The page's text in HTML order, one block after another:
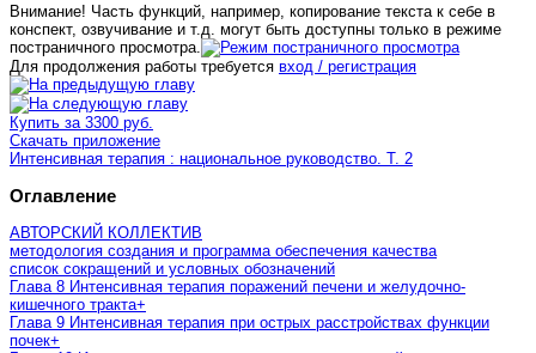
Внимание! Часть функций, например, копирование текста к себе в
конспект, озвучивание и т.д. могут быть доступны только в режиме
постраничного просмотра.
Для продолжения работы требуется вход / регистрация
Купить за 3300 руб.
Скачать приложение
Интенсивная терапия : национальное руководство. Т. 2
Оглавление
АВТОРСКИЙ КОЛЛЕКТИВ
методология создания и программа обеспечения качества
список сокращений и условных обозначений
Глава 8 Интенсивная терапия поражений печени и желудочно-
кишечного тракта+
Глава 9 Интенсивная терапия при острых расстройствах функции
почек+